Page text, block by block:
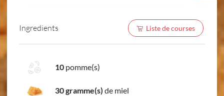
Ingredients Liste de courses
10 pomme(s)
30 gramme(s) de miel